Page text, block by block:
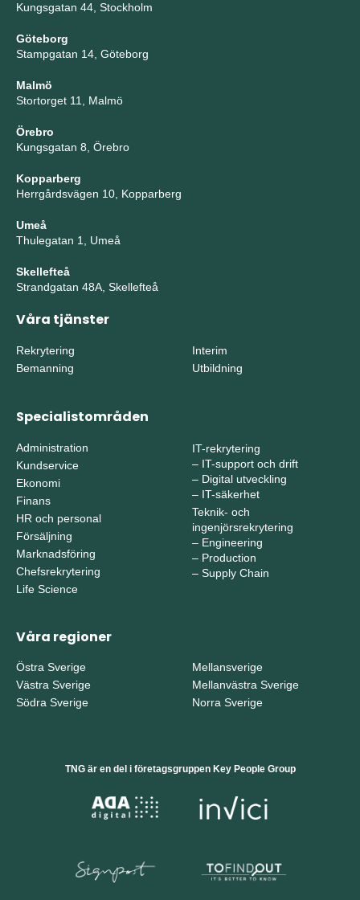
Kungsgatan 44, Stockholm
Göteborg
Stampgatan 14, Göteborg
Malmö
Stortorget 11, Malmö
Örebro
Kungsgatan 8, Örebro
Kopparberg
Herrgårdsvägen 10, Kopparberg
Umeå
Thulegatan 1, Umeå
Skellefteå
Strandgatan 48A, Skellefteå
Våra tjänster
Rekrytering
Bemanning
Interim
Utbildning
Specialistområden
Administration
Kundservice
Ekonomi
Finans
HR och personal
Försäljning
Marknadsföring
Chefsrekrytering
Life Science
IT-rekrytering
– IT-support och drift
– Digital utveckling
– IT-säkerhet
Teknik- och
ingenjörsrekrytering
– Engineering
– Production
– Supply Chain
Våra regioner
Östra Sverige
Västra Sverige
Södra Sverige
Mellansverige
Mellanvästra Sverige
Norra Sverige
TNG är en del i företagsgruppen Key People Group